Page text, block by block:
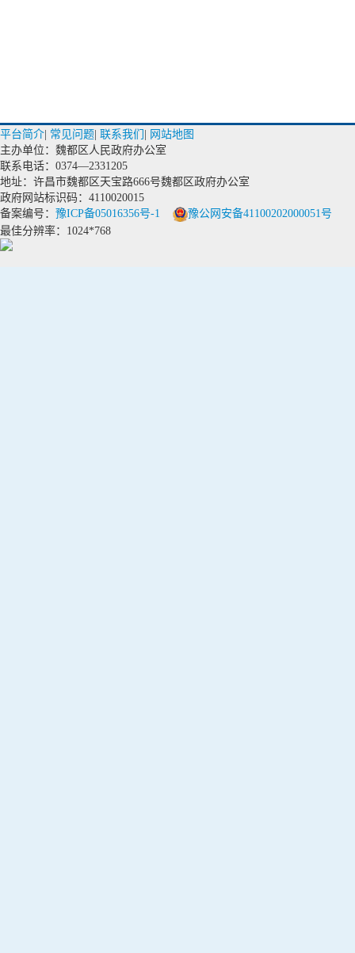
平台简介 常见问题 联系我们
网站地图
主办单位：魏都区人民政府办公室
联系电话：0374—2331205
地址：许昌市魏都区天宝路666号魏都区政府办公室
政府网站标识码：4110020015
备案编号： 豫ICP备05016356号-1
豫公网安备41100202000051号
最佳分辨率：1024*768